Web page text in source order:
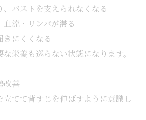
、バストを支えられなくなる
血流・リンパが滞る
きにくくなる
栄養も巡らない状態になります。
改善
立てて背すじを伸ばすように意識し